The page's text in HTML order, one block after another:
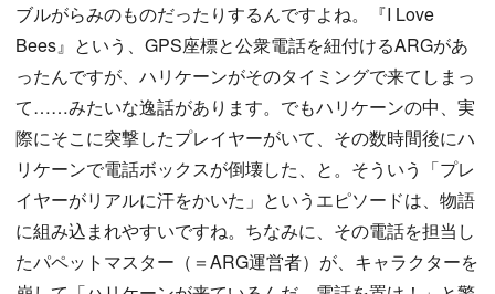
ブルがらみのものだったりするんですよね。『I Love
Bees』という、GPS座標と公衆電話を紐付けるARGがあ
ったんですが、ハリケーンがそのタイミングで来てしまっ
て……みたいな逸話があります。でもハリケーンの中、実
際にそこに突撃したプレイヤーがいて、その数時間後にハ
リケーンで電話ボックスが倒壊した、と。そういう「プレ
イヤーがリアルに汗をかいた」というエピソードは、物語
に組み込まれやすいですね。ちなみに、その電話を担当し
たパペットマスター（＝ARG運営者）が、キャラクターを